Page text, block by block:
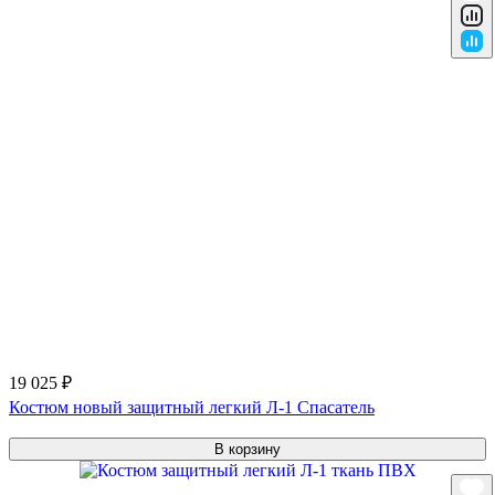
19 025 ₽
Костюм новый защитный легкий Л-1 Спасатель
В корзину